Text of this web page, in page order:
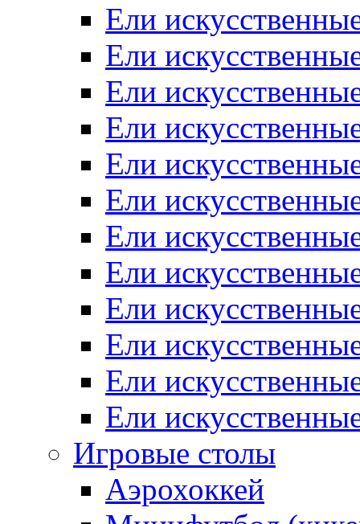
Ели
Ели
Ели
Ели
Ели
Ели
Ели
Ели
Ели
Ели
Ели
Ели
Игровые столы
Аэрохоккей